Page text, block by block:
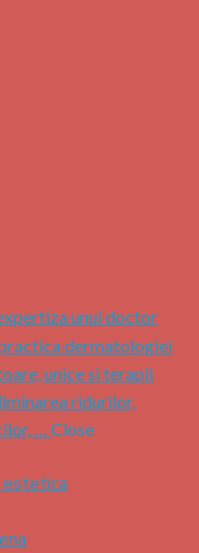
unui doctor
dermatologiei
unice si terapii
ridurilor,
… Close